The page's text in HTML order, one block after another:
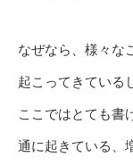
なぜなら、様々な
起こってきている
ここではとても書
通に起きている、